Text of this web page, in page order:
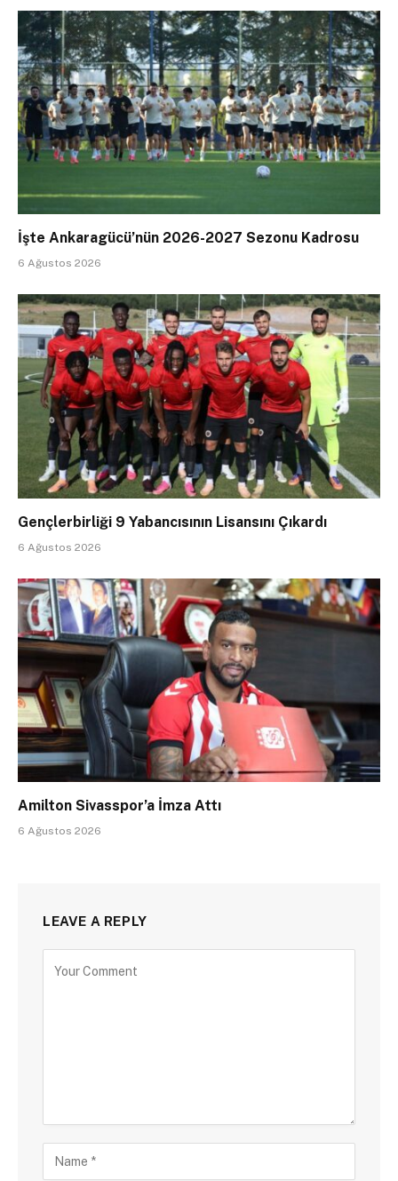
İşte Ankaragücü’nün 2026-2027 Sezonu Kadrosu
6 Ağustos 2026
Gençlerbirliği 9 Yabancısının Lisansını Çıkardı
6 Ağustos 2026
Amilton Sivasspor’a İmza Attı
6 Ağustos 2026
LEAVE A REPLY